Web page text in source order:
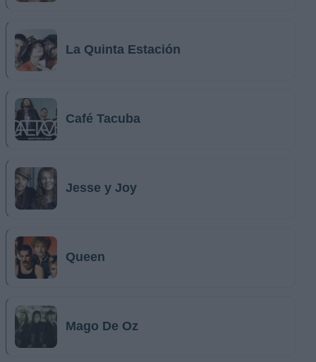
La Quinta Estación
Café Tacuba
Jesse y Joy
Queen
Mago De Oz